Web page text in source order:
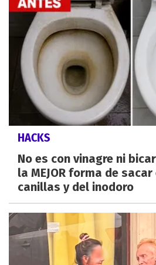
HACKS
No es con vinagre ni
la MEJOR forma de
canillas y del inodoro